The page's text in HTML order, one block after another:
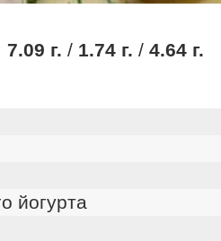
7.09 г. / 1.74 г. / 4.64 г.
йогурта